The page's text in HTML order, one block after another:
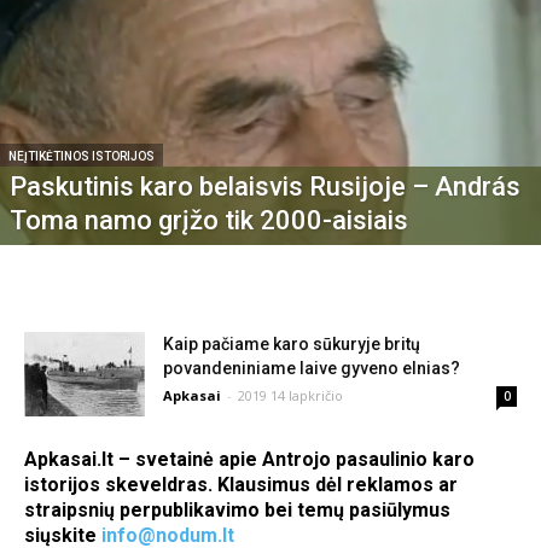
NEĮTIKĖTINOS ISTORIJOS
Paskutinis karo belaisvis Rusijoje – András
Toma namo grįžo tik 2000-aisiais
Kaip pačiame karo sūkuryje britų
povandeniniame laive gyveno elnias?
Apkasai - 2019 14 lapkričio 0
Apkasai.lt – svetainė apie Antrojo pasaulinio karo
istorijos skeveldras. Klausimus dėl reklamos ar
straipsnių perpublikavimo bei temų pasiūlymus
siųskite info@nodum.lt